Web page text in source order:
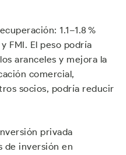
1.1–1.8 %
FMI. El peso podría
aranceles y mejora la
comercial,
socios, podría reducir
privada
de inversión en